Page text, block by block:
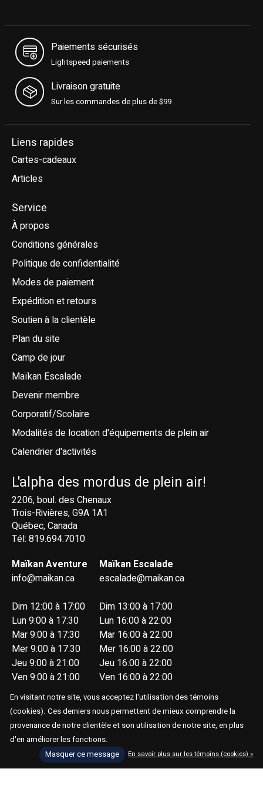
Paiements sécurisés
Lightspeed paiements
Livraison gratuite
Sur les commandes de plus de $99
Liens rapides
Cartes-cadeaux
Articles
Service
À propos
Conditions générales
Politique de confidentialité
Modes de paiement
Expédition et retours
Soutien à la clientèle
Plan du site
Camp de jour
Maïkan Escalade
Devenir membre
Corporatif/Scolaire
Modalités de location d'équipements de plein air
Calendrier d'activités
L'alpha des mordus de plein air!
2206, boul. des Chenaux
Trois-Rivières, G9A 1A1
Québec, Canada
Tél: 819.694.7010
Maïkan Aventure
info@maikan.ca
Dim 12:00 à 17:00
Lun 9:00 à 17:30
Mar 9:00 à 17:30
Mer 9:00 à 17:30
Jeu 9:00 à 21:00
Ven 9:00 à 21:00
Sam 9:00 à 17:00
Maïkan Escalade
escalade@maikan.ca
Dim 13:00 à 17:00
Lun 16:00 à 22:00
Mar 16:00 à 22:00
Mer 16:00 à 22:00
Jeu 16:00 à 22:00
Ven 16:00 à 22:00
Sam 13:00 à 17:00
En visitant notre site, vous acceptez l'utilisation des témoins
(cookies). Ces derniers nous permettent de mieux comprendre la
provenance de notre clientèle et son utilisation de notre site, en plus
d'en améliorer les fonctions.
Masquer ce message
En savoir plus sur les témoins (cookies) »